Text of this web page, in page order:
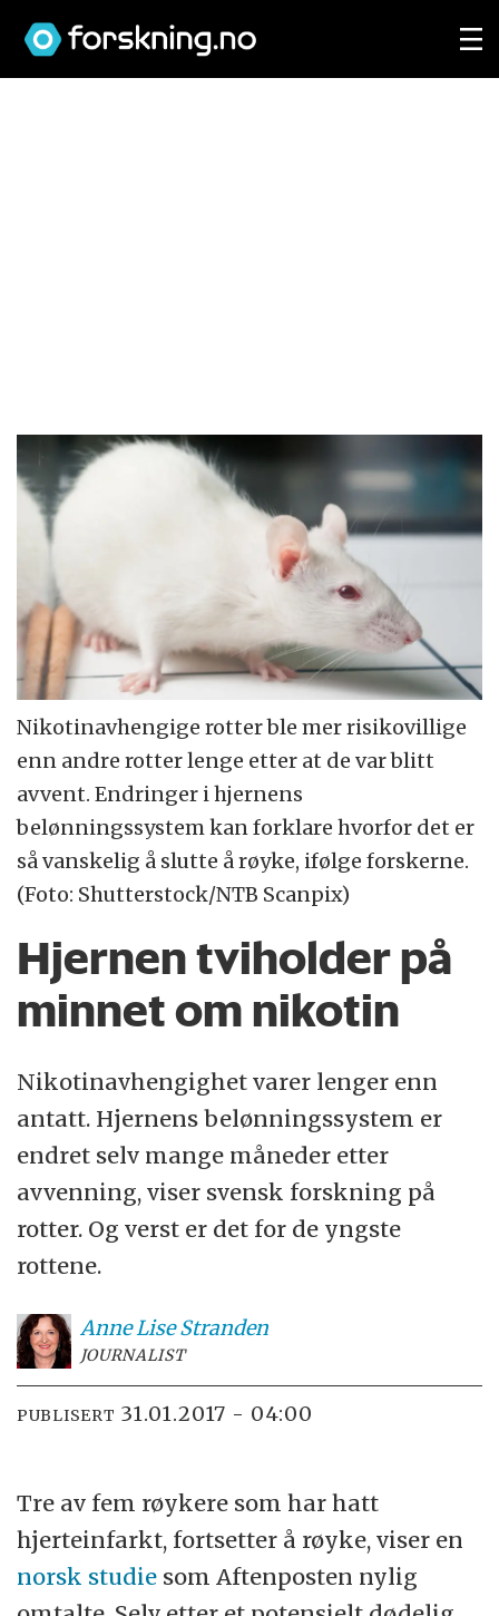
Nikotinavhengige rotter ble mer risikovillige
enn andre rotter lenge etter at de var blitt
avvent. Endringer i hjernens
belønningssystem kan forklare hvorfor det er
så vanskelig å slutte å røyke, ifølge forskerne.
(Foto: Shutterstock/NTB Scanpix)
Hjernen tviholder på
minnet om nikotin
Nikotinavhengighet varer lenger enn
antatt. Hjernens belønningssystem er
endret selv mange måneder etter
avvenning, viser svensk forskning på
rotter. Og verst er det for de yngste
rottene.
Anne Lise Stranden
JOURNALIST
PUBLISERT 31.01.2017 - 04:00
Tre av fem røykere som har hatt
hjerteinfarkt, fortsetter å røyke, viser en
norsk studie som Aftenposten nylig